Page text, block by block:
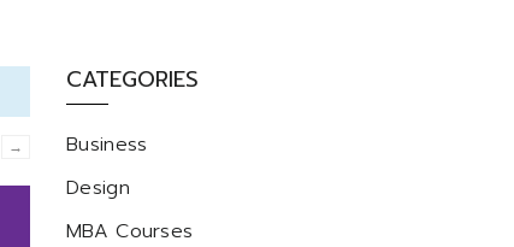
→
CATEGORIES
Business
Design
MBA Courses